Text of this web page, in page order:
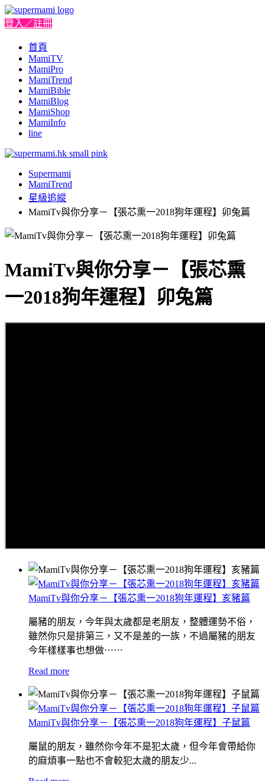
登入／註冊
首頁
MamiTV
MamiPro
MamiTrend
MamiBible
MamiBlog
MamiShop
MamiInfo
line
Supermami
MamiTrend
星級追縱
MamiTv與你分享－【張芯熏一2018狗年運程】卯兔篇
MamiTv與你分享－【張芯熏
一2018狗年運程】卯兔篇
MamiTv與你分享－【張芯熏一2018狗年運程】亥豬篇
屬豬的朋友，今年與太歲都是老朋友，整體運勢不俗，
雖然你只是排第三，又不是差的一族，不過屬豬的朋友
今年樣樣事也想做⋯⋯
Read more
MamiTv與你分享－【張芯熏一2018狗年運程】子鼠篇
屬鼠的朋友，雖然你今年不是犯太歲，但今年會帶給你
的麻煩事一點也不會較犯太歲的朋友少...